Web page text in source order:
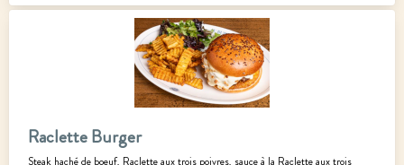
Raclette Burger
Steak haché de boeuf, Raclette aux trois poivres, sauce à la Raclette aux trois